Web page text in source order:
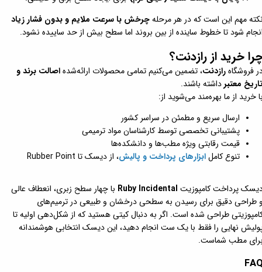
مهم این است که در هر مرحلهچرخش با سرعت ملایم و بدون فشار زیاد
شود تا خطوط ساینده از بین بروند اما سطح بیش از حد ساییده نشود.
خرید از رازدنت؟
فروشگاهرازدنت، تضمین می‌کنیم تمامی محصولات ارائه‌شدهاصالت برند و
معتبرداشته باشند.
خرید از ما بهره‌مند می‌شوید از:
ارسال سریع و مطمئن در سراسر کشور
پشتیبانی تخصصی توسط کارشناسان مواد ترمیمی
قیمت رقابتی ویژه مطب‌ها و دانشکده‌ها
تنوع کاملابزارهای پرداخت و پالیش، از دیسک تا Rubber Point
پرداخت کامپوزیت Ruby Incidental با چهار سطح زبری، انعطاف عالی
طراحی دقیق برای رسیدن به سطحی درخشان و طبیعی در ترمیم‌های
طراحی شده است. اگر به دنبال کیتی هستید که از شکل‌دهی اولیه تا
نهایی را فقط با یک ست انجام دهید، این دیسک انتخابی هوشمندانه
مطب شماست.